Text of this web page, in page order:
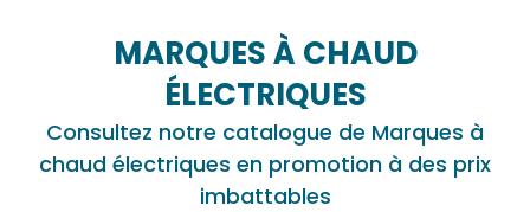
MARQUES À CHAUD
ÉLECTRIQUES
Consultez notre catalogue de Marques à
chaud électriques en promotion à des prix
imbattables